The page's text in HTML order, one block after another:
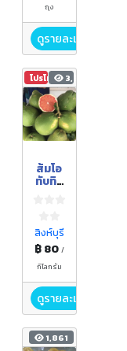
ถุง
ดูรายละเอียด
โปรโมชัน3,303
ส้มโอ
ทับทิม
ภู่คำ
สิงห์บุรี
฿ 80 /
กิโลกรัม
ดูรายละเอียด
1,861